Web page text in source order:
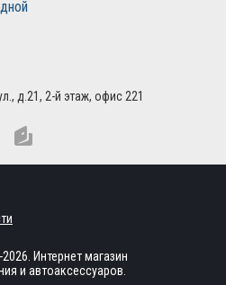
д.21, 2-й этаж, офис 221
Интернет магазин
и автоаксессуаров.